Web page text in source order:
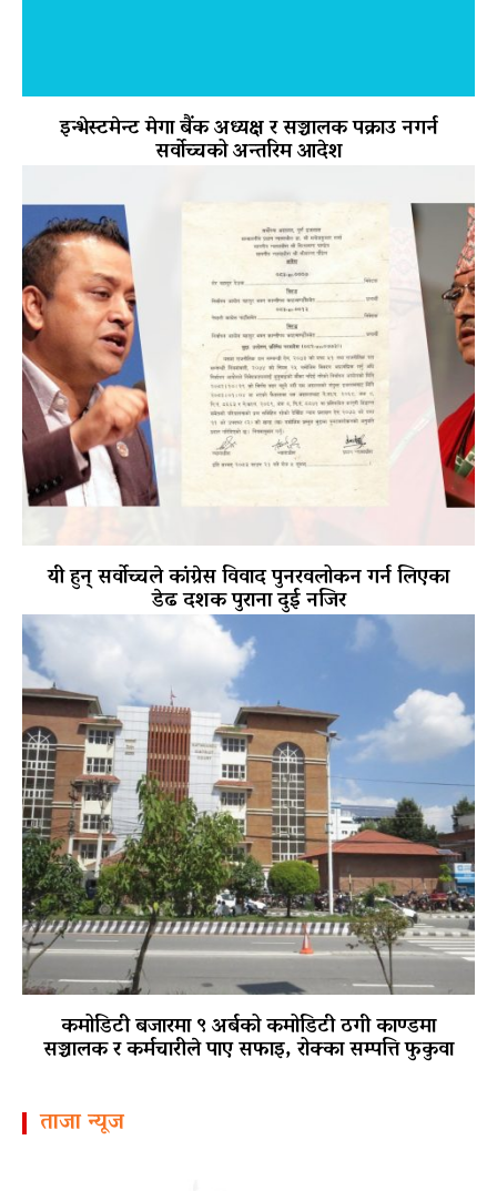
इन्भेस्टमेन्ट मेगा बैंक अध्यक्ष र सञ्चालक पक्राउ नगर्न
सर्वोच्चको अन्तरिम आदेश
यी हुन् सर्वोच्चले कांग्रेस विवाद पुनरवलोकन गर्न लिएका
डेढ दशक पुराना दुई नजिर
कमोडिटी बजारमा ९ अर्बको कमोडिटी ठगी काण्डमा
सञ्चालक र कर्मचारीले पाए सफाइ, रोक्का सम्पत्ति फुकुवा
ताजा न्यूज